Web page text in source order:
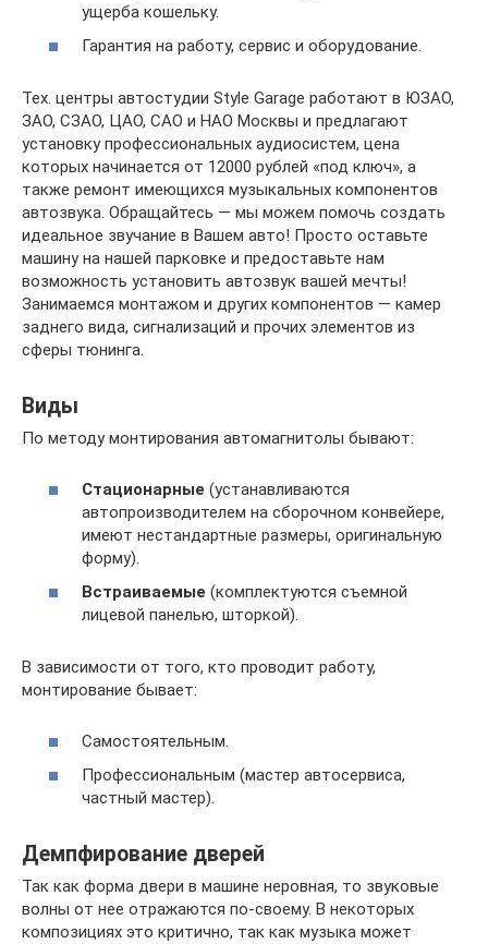
ущерба кошельку.
Гарантия на работу, сервис и оборудование.
Тех. центры автостудии Style Garage работают в ЮЗАО,
ЗАО, СЗАО, ЦАО, САО и НАО Москвы и предлагают
установку профессиональных аудиосистем, цена
которых начинается от 12000 рублей «под ключ», а
также ремонт имеющихся музыкальных компонентов
автозвука. Обращайтесь — мы можем помочь создать
идеальное звучание в Вашем авто! Просто оставьте
машину на нашей парковке и предоставьте нам
возможность установить автозвук вашей мечты!
Занимаемся монтажом и других компонентов — камер
заднего вида, сигнализаций и прочих элементов из
сферы тюнинга.
Виды
По методу монтирования автомагнитолы бывают:
Стационарные (устанавливаются
автопроизводителем на сборочном конвейере,
имеют нестандартные размеры, оригинальную
форму).
Встраиваемые (комплектуются съемной
лицевой панелью, шторкой).
В зависимости от того, кто проводит работу,
монтирование бывает:
Самостоятельным.
Профессиональным (мастер автосервиса,
частный мастер).
Демпфирование дверей
Так как форма двери в машине неровная, то звуковые
волны от нее отражаются по-своему. В некоторых
композициях это критично, так как музыка может